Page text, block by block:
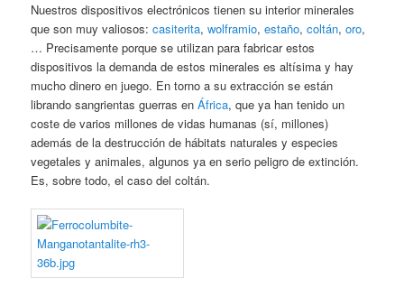
Nuestros dispositivos electrónicos tienen su interior minerales
que son muy valiosos:casiterita,wolframio,estaño,coltán,oro,
… Precisamente porque se utilizan para fabricar estos
dispositivos la demanda de estos minerales es altísima y hay
mucho dinero en juego. En torno a su extracción se están
librando sangrientas guerras enÁfrica, que ya han tenido un
coste de varios millones de vidas humanas (sí, millones)
además de la destrucción de hábitats naturales y especies
vegetales y animales, algunos ya en serio peligro de extinción.
Es, sobre todo, el caso del coltán.